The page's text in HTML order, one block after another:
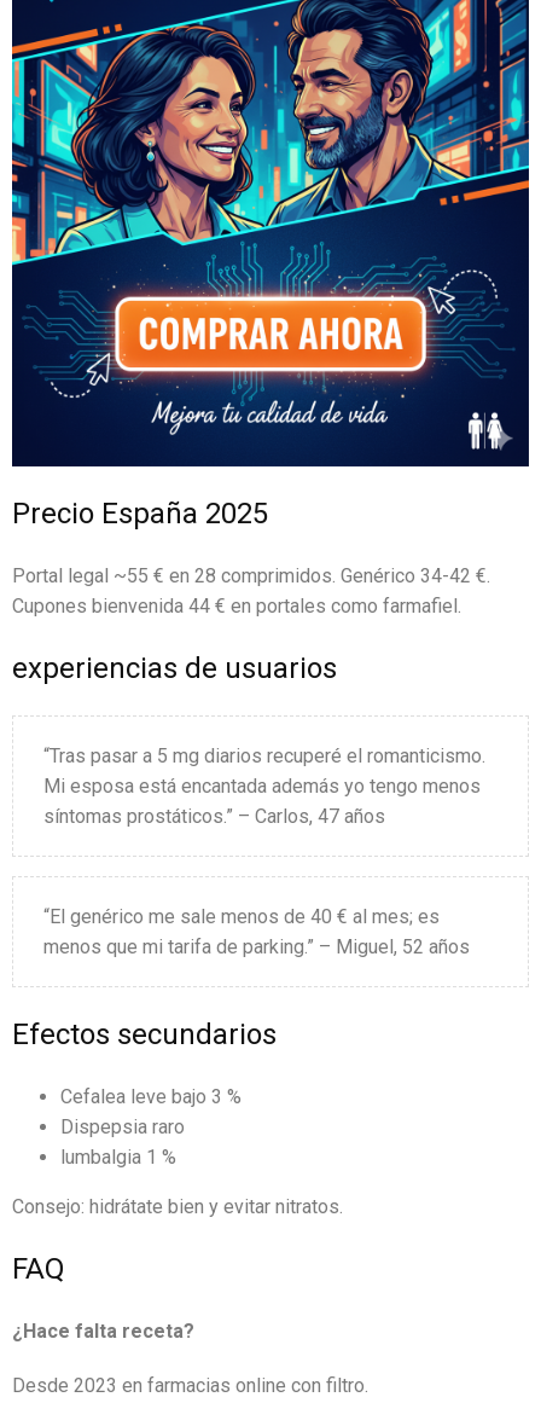
Precio España 2025
Portal legal ~55 € en 28 comprimidos. Genérico 34-42 €.
Cupones bienvenida 44 € en portales como farmafiel.
experiencias de usuarios
“Tras pasar a 5 mg diarios recuperé el romanticismo.
Mi esposa está encantada además yo tengo menos
síntomas prostáticos.” – Carlos, 47 años
“El genérico me sale menos de 40 € al mes; es
menos que mi tarifa de parking.” – Miguel, 52 años
Efectos secundarios
Cefalea leve bajo 3 %
Dispepsia raro
lumbalgia 1 %
Consejo: hidrátate bien y evitar nitratos.
FAQ
¿Hace falta receta?
Desde 2023 en farmacias online con filtro.